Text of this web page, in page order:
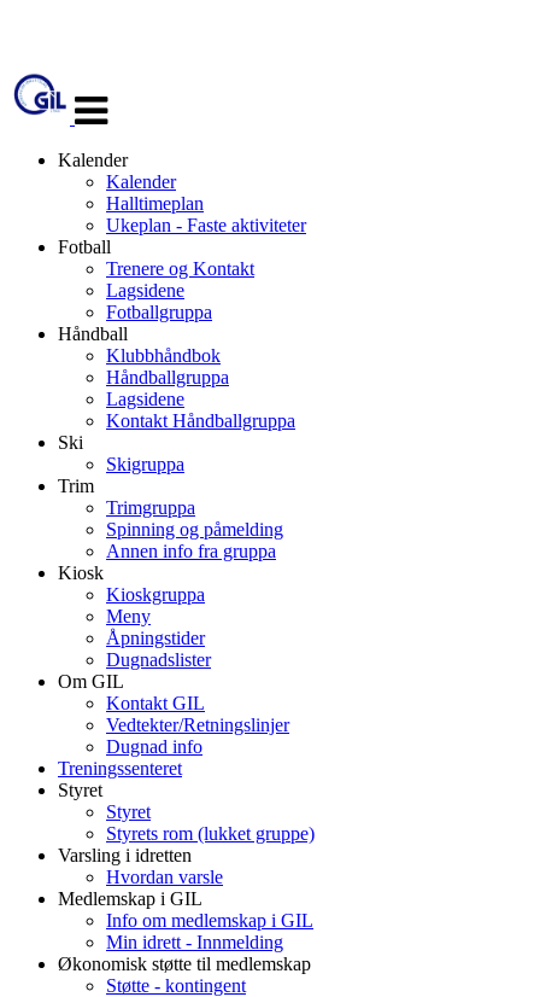
navigasjon
Kalender
Kalender
Halltimeplan
Ukeplan - Faste aktiviteter
Fotball
Trenere og Kontakt
Lagsidene
Fotballgruppa
Håndball
Klubbhåndbok
Håndballgruppa
Lagsidene
Kontakt Håndballgruppa
Ski
Skigruppa
Trim
Trimgruppa
Spinning og påmelding
Annen info fra gruppa
Kiosk
Kioskgruppa
Meny
Åpningstider
Dugnadslister
Om GIL
Kontakt GIL
Vedtekter/Retningslinjer
Dugnad info
Treningssenteret
Styret
Styret
Styrets rom (lukket gruppe)
Varsling i idretten
Hvordan varsle
Medlemskap i GIL
Info om medlemskap i GIL
Min idrett - Innmelding
Økonomisk støtte til medlemskap
Støtte - kontingent